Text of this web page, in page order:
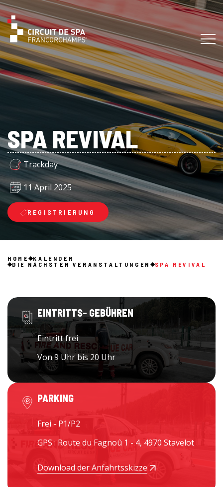
SPA REVIVAL
Trackday
11 April 2025
REGISTRIERUNG
HOME
KALENDER
DIE NÄCHSTEN VERANSTALTUNGEN
SPA REVIVAL
EINTRITTS- GEBÜHREN
Eintritt frei
Von 9 Uhr bis 20 Uhr
PARKING
Frei - P1/P2
GPS : Route du Fagnoû 1 - 4, 4970 Stavelot
Download der Anfahrtsskizze